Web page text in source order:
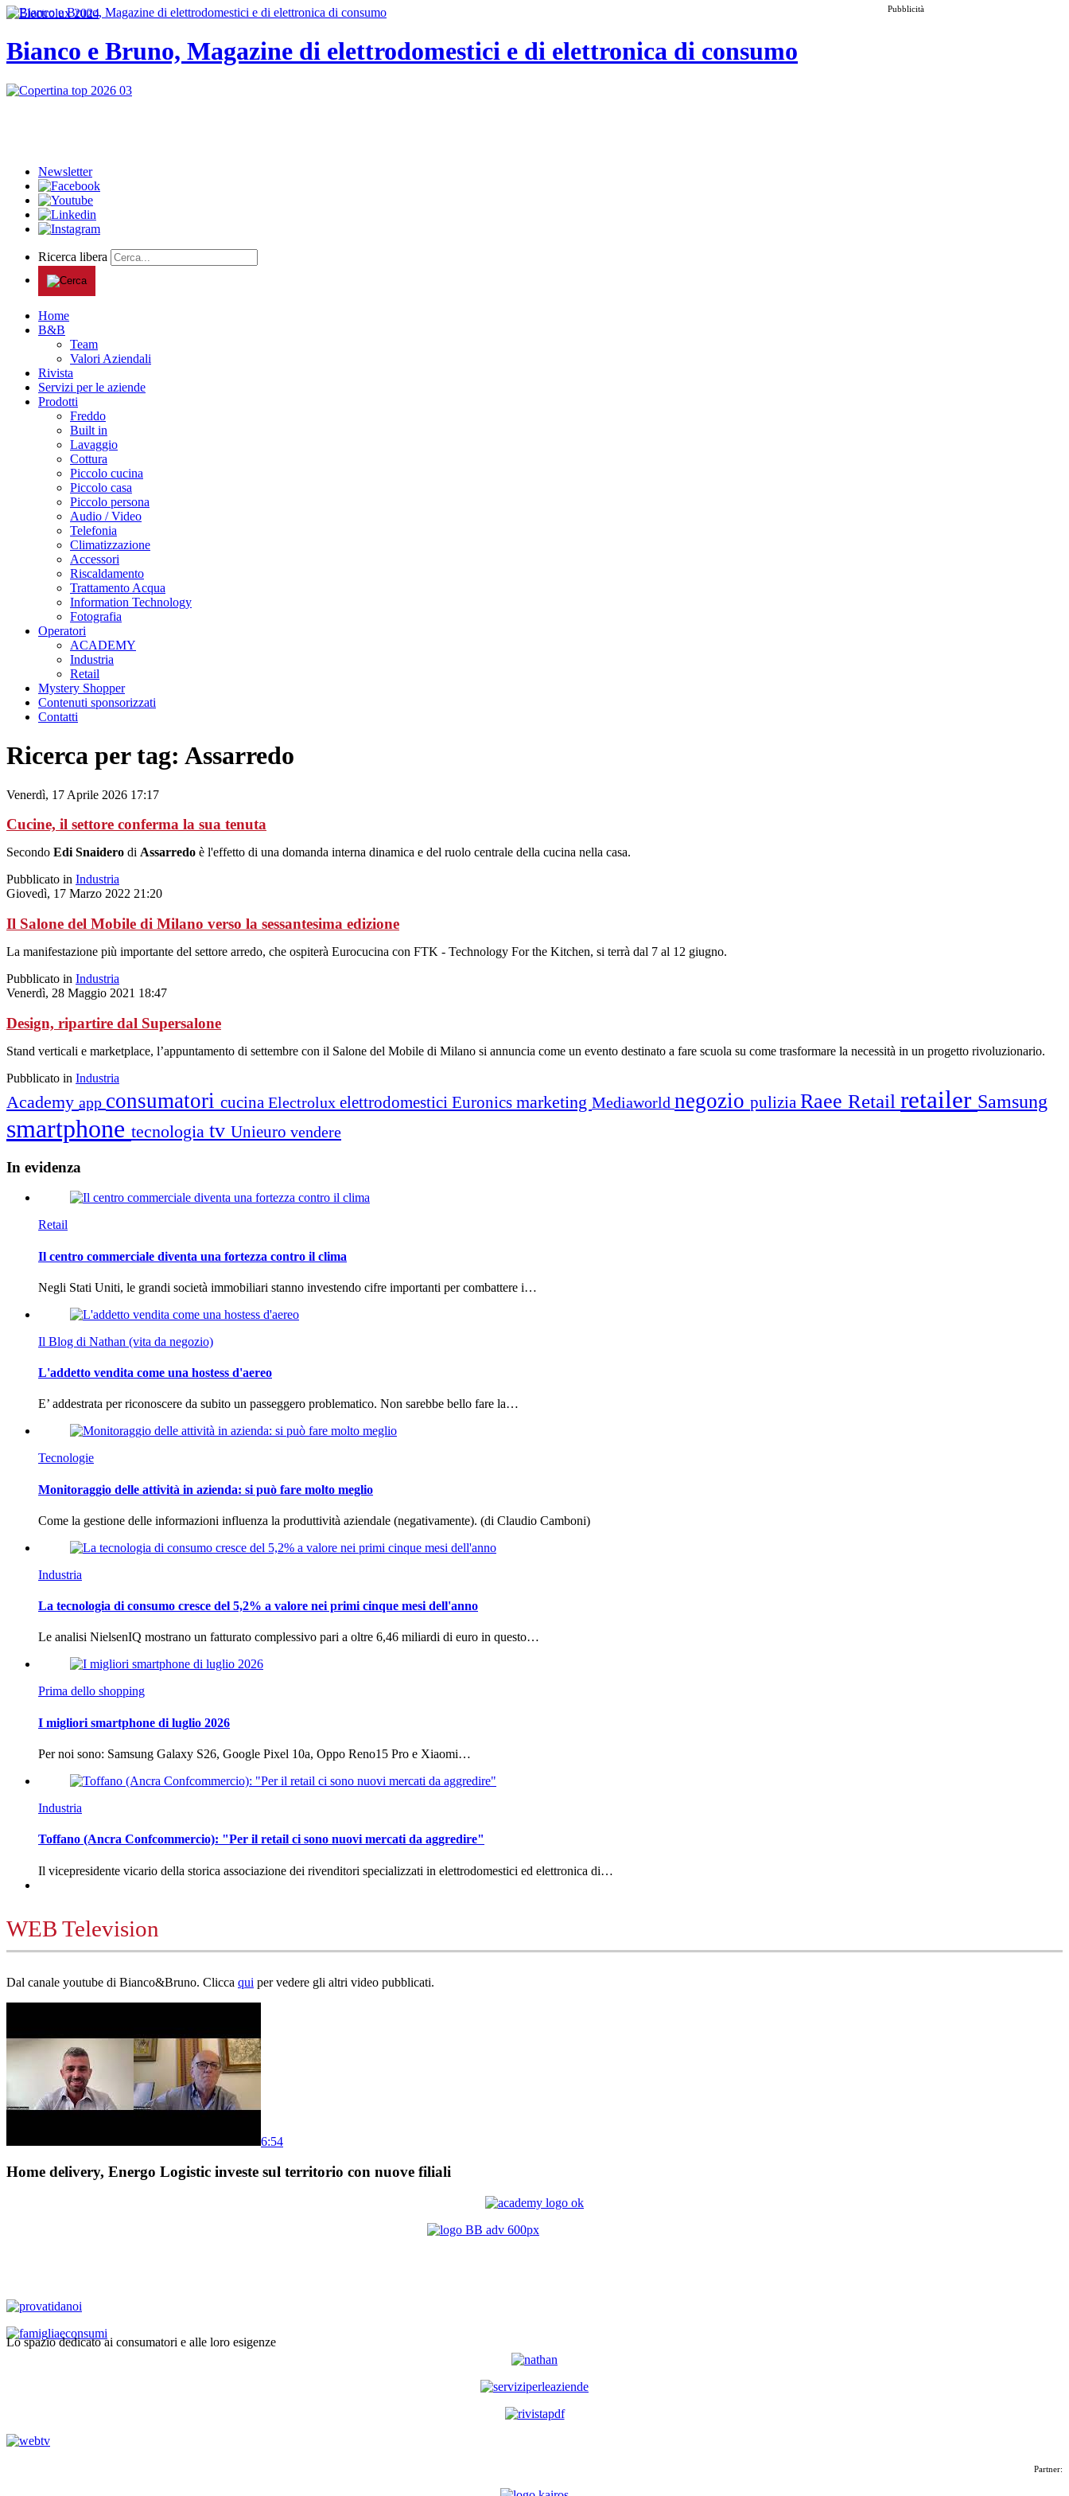
Pubblicità
Bianco e Bruno, Magazine di elettrodomestici e di elettronica di consumo
Newsletter
Ricerca libera
Home
B&B
Team
Valori Aziendali
Rivista
Servizi per le aziende
Prodotti
Freddo
Built in
Lavaggio
Cottura
Piccolo cucina
Piccolo casa
Piccolo persona
Audio / Video
Telefonia
Climatizzazione
Accessori
Riscaldamento
Trattamento Acqua
Information Technology
Fotografia
Operatori
ACADEMY
Industria
Retail
Mystery Shopper
Contenuti sponsorizzati
Contatti
Ricerca per tag: Assarredo
Venerdì, 17 Aprile 2026 17:17
Cucine, il settore conferma la sua tenuta
Secondo Edi Snaidero di Assarredo è l'effetto di una domanda interna dinamica e del ruolo centrale della cucina nella casa.
Pubblicato in Industria
Giovedì, 17 Marzo 2022 21:20
Il Salone del Mobile di Milano verso la sessantesima edizione
La manifestazione più importante del settore arredo, che ospiterà Eurocucina con FTK - Technology For the Kitchen, si terrà dal 7 al 12 giugno.
Pubblicato in Industria
Venerdì, 28 Maggio 2021 18:47
Design, ripartire dal Supersalone
Stand verticali e marketplace, l’appuntamento di settembre con il Salone del Mobile di Milano si annuncia come un evento destinato a fare scuola su come trasformare la necessità in un progetto rivoluzionario.
Pubblicato in Industria
Academy app consumatori cucina Electrolux elettrodomestici Euronics marketing Mediaworld negozio pulizia Raee Retail retailer Samsung
smartphone tecnologia tv Unieuro vendere
In evidenza
Retail
Il centro commerciale diventa una fortezza contro il clima
Negli Stati Uniti, le grandi società immobiliari stanno investendo cifre importanti per combattere i…
Il Blog di Nathan (vita da negozio)
L'addetto vendita come una hostess d'aereo
E’ addestrata per riconoscere da subito un passeggero problematico. Non sarebbe bello fare la…
Tecnologie
Monitoraggio delle attività in azienda: si può fare molto meglio
Come la gestione delle informazioni influenza la produttività aziendale (negativamente). (di Claudio Camboni)
Industria
La tecnologia di consumo cresce del 5,2% a valore nei primi cinque mesi dell'anno
Le analisi NielsenIQ mostrano un fatturato complessivo pari a oltre 6,46 miliardi di euro in questo…
Prima dello shopping
I migliori smartphone di luglio 2026
Per noi sono: Samsung Galaxy S26, Google Pixel 10a, Oppo Reno15 Pro e Xiaomi…
Industria
Toffano (Ancra Confcommercio): "Per il retail ci sono nuovi mercati da aggredire"
Il vicepresidente vicario della storica associazione dei rivenditori specializzati in elettrodomestici ed elettronica di…
WEB Television
Dal canale youtube di Bianco&Bruno. Clicca qui per vedere gli altri video pubblicati.
6:54
Home delivery, Energo Logistic investe sul territorio con nuove filiali
Lo spazio dedicato ai consumatori e alle loro esigenze
Partner: